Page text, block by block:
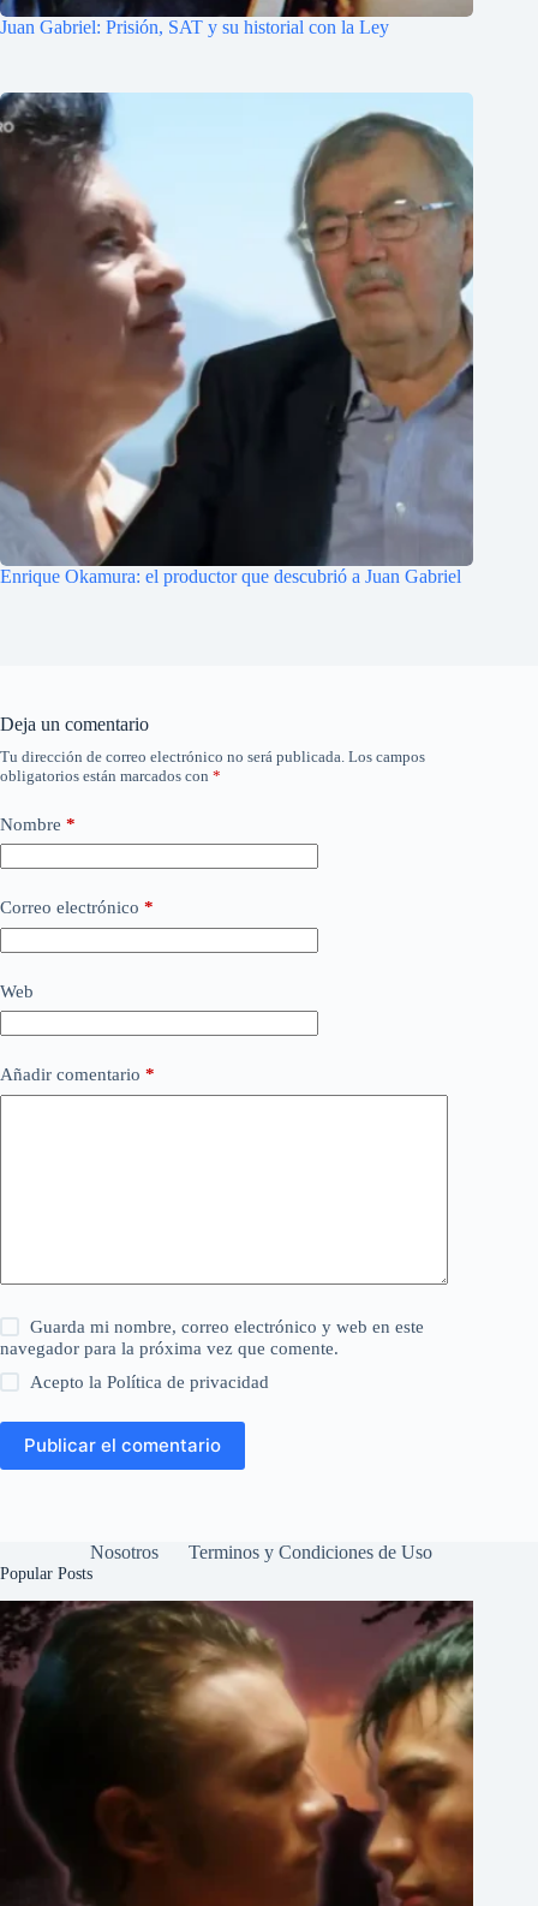
Juan Gabriel: Prisión, SAT y su historial con la Ley
Enrique Okamura: el productor que descubrió a Juan Gabriel
Deja un comentario
Tu dirección de correo electrónico no será publicada. Los campos
obligatorios están marcados con *
Nombre *
Correo electrónico *
Web
Añadir comentario *
Guarda mi nombre, correo electrónico y web en este
navegador para la próxima vez que comente.
Acepto laPolítica de privacidad
Publicar el comentario
Nosotros Terminos y Condiciones de Uso
Popular Posts